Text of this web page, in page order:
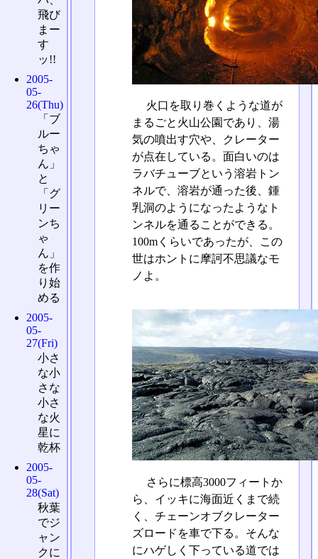
火口を取り巻くような道が
まるごと火山公園であり、湯
気の噴出す穴や、クレーター
が点在している。面白いのは
ラバチューブという溶岩トン
ネルで、溶岩が通った後、鍾
乳洞のようになったようなト
ンネルを通ることができる。
100mくらいであったが、この
世はホントに摩訶不思議なモ
ノよ。
さらに標高3000フィートか
ら、イッキに海面近くまで続
く、チェーンオブクレーター
ズロードを車で下る。そんな
にハゲしく下っている道では
飛び
まー
す
ッ!!
2005-
05-
26(Thu)
「ブ
ルー
ちゃ
ん」
と
「グ
リー
ンち
ゃ
ん」
を作
り始
める
2005-
05-
27(Fri)
小さ
な小
さな
小さ
な火
星に
乾杯
2005-
05-
28(Sat)
秋葉
でジ
ャン
クに